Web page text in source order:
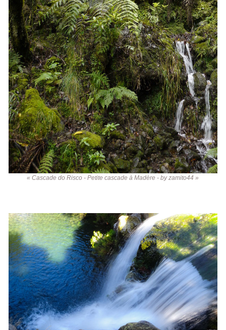
« Cascade do Risco - Petite cascade à Madère - by zamito44 »